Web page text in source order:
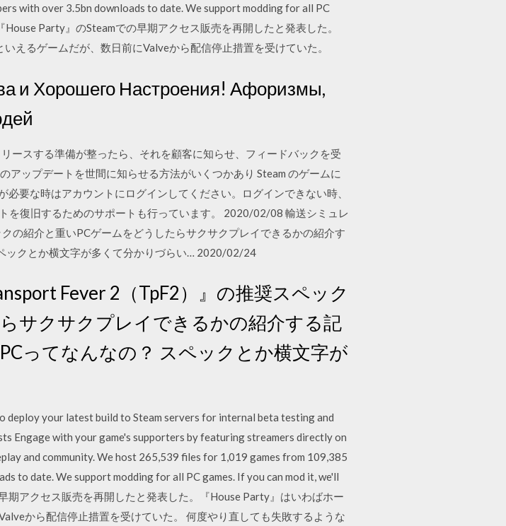
with over 3.5bn downloads to date. We support modding for all PC
Party』のSteamでの早期アクセス販売を再開したと発表した。
えるゲームだが、数日前にValveから配信停止措置を受けていた。
и Хорошего Настроения! Афоризмы,
ースする準備が整ったら、それを顧客に知らせ、フィードバックを受
アップデートを世間に知らせる方法がいくつかあり Steam のゲームに
要な時はアカウントにログインしてください。ログインできない時、
を復旧するためのサポートも行っています。 2020/02/08 輸送シミュレ
の紹介と重いPCゲームをどうしたらサクサクプレイできるかの紹介す
ックとか横文字が多くて分かりづらい… 2020/02/24
Fever 2（TpF2）』の推奨スペック
サクサクプレイできるかの紹介する記
ってなんなの？ スペックとか横文字が
deploy your latest build to Steam servers for internal beta testing and
Engage with your game's supporters by featuring streamers directly on
and community. We host 265,539 files for 1,019 games from 109,385
to date. We support modding for all PC games. If you can mod it, we'll
期アクセス販売を再開したと発表した。『House Party』はいわばホー
から配信停止措置を受けていた。 何度やり直しても失敗するような